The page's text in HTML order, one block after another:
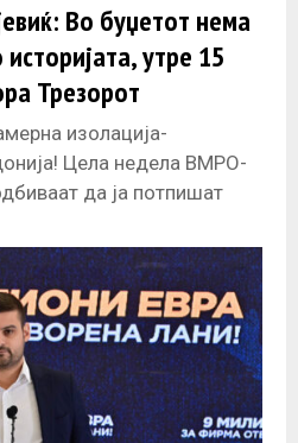
Во буџетот нема
утре 15
Трезорот
изолација-
Цела недела ВМРО-
да ја потпишат